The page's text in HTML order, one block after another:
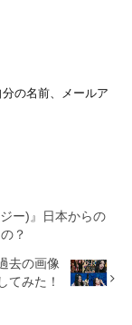
の名前、メールア
ー)』日本からの
？
去の画像
てみた！